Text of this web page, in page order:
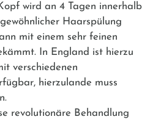
wird an 4 Tagen innerhalb
Haarspülung
mit einem sehr feinen
In England ist hierzu
verschiedenen
hierzulande muss
revolutionäre Behandlung